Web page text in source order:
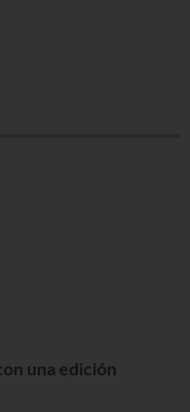
una edición